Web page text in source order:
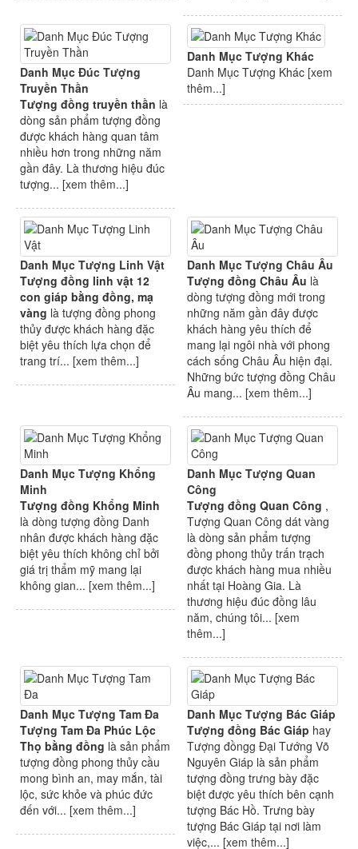
Danh Mục Đúc Tượng
Truyền Thần
Tượng đồng truyền thần là
dòng sản phẩm tượng đồng
được khách hàng quan tâm
nhiều hơn trong những năm
gần đây. Là thương hiệu đúc
tượng... [xem thêm...]
Danh Mục Tượng Khác
Danh Mục Tượng Khác [xem
thêm...]
Danh Mục Tượng Linh Vật
Tượng đồng linh vật 12
con giáp bằng đồng, mạ
vàng là tượng đồng phong
thủy được khách hàng đặc
biệt yêu thích lựa chọn để
trang trí... [xem thêm...]
Danh Mục Tượng Châu Âu
Tượng đồng Châu Âu là
dòng tượng đồng mới trong
những năm gần đây được
khách hàng yêu thích để
mang lại ngôi nhà với phong
cách sống Châu Âu hiện đại.
Những bức tượng đồng Châu
Âu mang... [xem thêm...]
Danh Mục Tượng Khổng
Minh
Tượng đồng Khổng Minh
là dòng tượng đồng Danh
nhân được khách hàng đặc
biệt yêu thích không chỉ bởi
giá trị thẩm mỹ mang lại
không gian... [xem thêm...]
Danh Mục Tượng Quan
Công
Tượng đồng Quan Công ,
Tượng Quan Công dát vàng
là dòng sản phẩm tượng
đồng phong thủy trấn trạch
được khách hàng mua nhiều
nhất tại Hoàng Gia. Là
thương hiệu đúc đồng lâu
năm, chúng tôi... [xem
thêm...]
Danh Mục Tượng Tam Đa
Tượng Tam Đa Phúc Lộc
Thọ bằng đồng là sản phẩm
tượng đồng phong thủy cầu
mong bình an, may mắn, tài
lộc, sức khỏe và phúc đức
đến với... [xem thêm...]
Danh Mục Tượng Bác Giáp
Tượng đồng Bác Giáp hay
Tượng đồngg Đại Tướng Võ
Nguyên Giáp là sản phẩm
tượng đồng trưng bày đặc
biệt được yêu thích bên cạnh
tượng Bác Hồ. Trưng bày
tượng Bác Giáp tại nơi làm
việc,... [xem thêm...]